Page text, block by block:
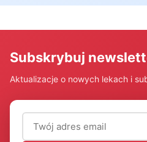
Subskrybuj
Aktualizacje o nowych lekach i
Adres email (wymagany)